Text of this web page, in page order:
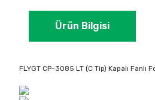
Ürün Bilgisi
FLYGT CP-3085 LT (C Tip) Kapalı